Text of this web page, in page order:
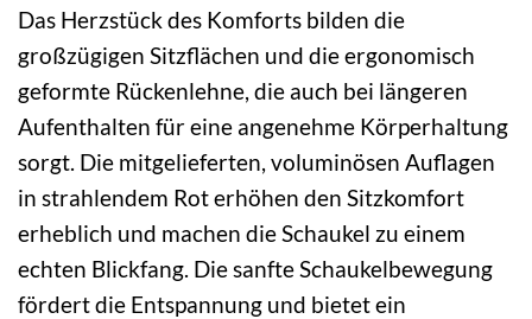
Das Herzstück des Komforts bilden die
großzügigen Sitzflächen und die ergonomisch
geformte Rückenlehne, die auch bei längeren
Aufenthalten für eine angenehme Körperhaltung
sorgt. Die mitgelieferten, voluminösen Auflagen
in strahlendem Rot erhöhen den Sitzkomfort
erheblich und machen die Schaukel zu einem
echten Blickfang. Die sanfte Schaukelbewegung
fördert die Entspannung und bietet ein